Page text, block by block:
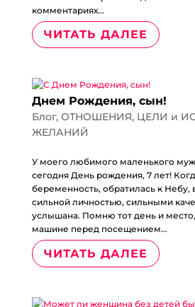
комментариях...
ЧИТАТЬ ДАЛЕЕ
Днем Рождения, сын!
Блог, ОТНОШЕНИЯ, ЦЕЛИ и
ЖЕЛАНИЙ
У моего любимого маленького
сегодня День рождения, 7 лет!
беременность, обратилась к
сильной личностью, сильными
услышана. Помню тот день и место,
машине перед посещением...
ЧИТАТЬ ДАЛЕЕ